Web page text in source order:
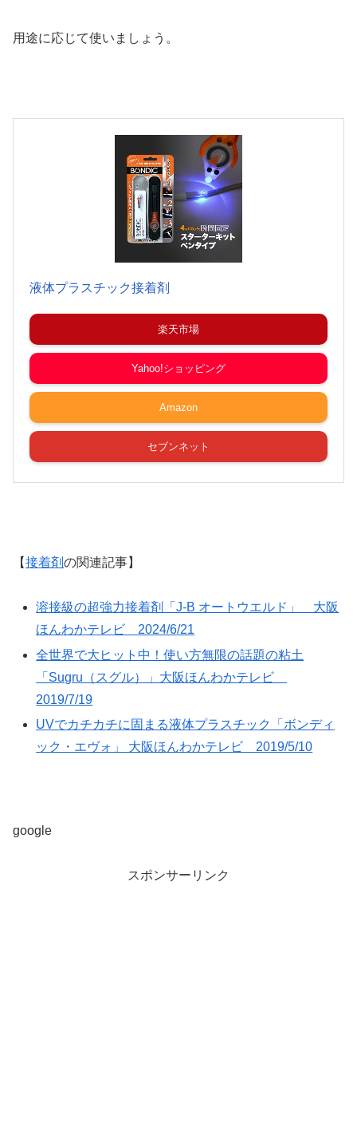
用途に応じて使いましょう。
液体プラスチック接着剤
楽天市場
Yahoo!ショッピング
Amazon
セブンネット
【接着剤の関連記事】
溶接級の超強力接着剤「J-B オートウエルド」 大阪
ほんわかテレビ 2024/6/21
全世界で大ヒット中！使い方無限の話題の粘土
「Sugru（スグル）」大阪ほんわかテレビ
2019/7/19
UVでカチカチに固まる液体プラスチック「ボンディ
ック・エヴォ」 大阪ほんわかテレビ 2019/5/10
google
スポンサーリンク